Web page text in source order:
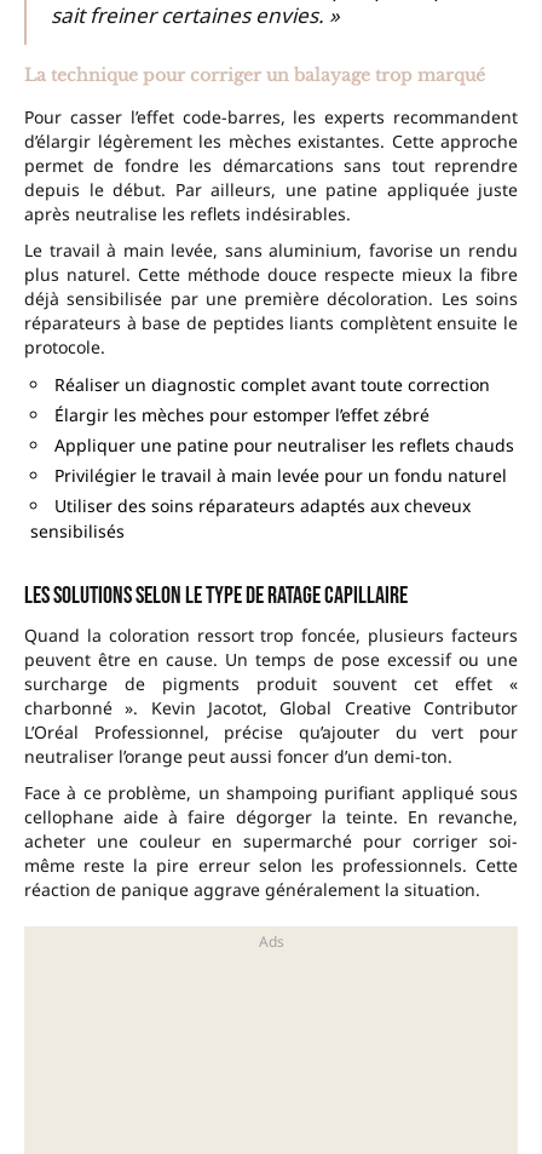
sait freiner certaines envies. »
La technique pour corriger un balayage trop marqué
Pour casser l’effet code-barres, les experts recommandent
d’élargir légèrement les mèches existantes. Cette approche
permet de fondre les démarcations sans tout reprendre
depuis le début. Par ailleurs, une patine appliquée juste
après neutralise les reflets indésirables.
Le travail à main levée, sans aluminium, favorise un rendu
plus naturel. Cette méthode douce respecte mieux la fibre
déjà sensibilisée par une première décoloration. Les soins
réparateurs à base de peptides liants complètent ensuite le
protocole.
Réaliser un diagnostic complet avant toute correction
Élargir les mèches pour estomper l’effet zébré
Appliquer une patine pour neutraliser les reflets chauds
Privilégier le travail à main levée pour un fondu naturel
Utiliser des soins réparateurs adaptés aux cheveux
sensibilisés
Les solutions selon le type de ratage capillaire
Quand la coloration ressort trop foncée, plusieurs facteurs
peuvent être en cause. Un temps de pose excessif ou une
surcharge de pigments produit souvent cet effet «
charbonné ». Kevin Jacotot, Global Creative Contributor
L’Oréal Professionnel, précise qu’ajouter du vert pour
neutraliser l’orange peut aussi foncer d’un demi-ton.
Face à ce problème, un shampoing purifiant appliqué sous
cellophane aide à faire dégorger la teinte. En revanche,
acheter une couleur en supermarché pour corriger soi-
même reste la pire erreur selon les professionnels. Cette
réaction de panique aggrave généralement la situation.